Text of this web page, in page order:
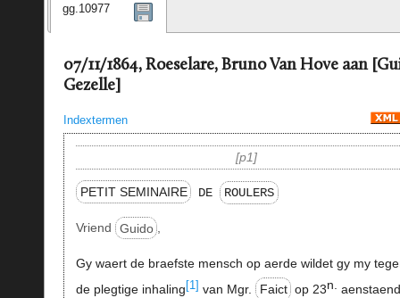
gg.10977
07/11/1864, Roeselare, Bruno Van Hove aan
Gezelle]
Indextermen
p1
PETIT SEMINAIRE DE ROULERS
Vriend Guido ,
Gy waert de braefste mensch op aerde wildet gy my
de plegtige inhaling [1] van Mgr. Faict op 23n.